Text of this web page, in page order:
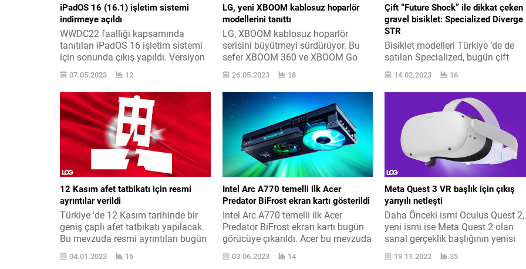
iPadOS 16 (16.1) işletim sistemi
indirmeye açıldı
WWDC22 faalliği kapsamında
tanıtılan iPadOS 16 işletim sistemi
için sonunda çıkış yapıldı. Versiyon
16.1 olarak karşımızda. WWDC22
aktifliğinin ehemmiyetli
bültenlerinden olan tüm ayrıntılarına
burada yer verdiğimiz iPad ’lere özel
iPadOS 16 işletim sistemi, iOS 16
çıkmasına karşın gelmemişti. İşte
bu gidişat biraz evvel değişti ve
özellikle Stage Manager ile dikkat
toplayan...
07.05.2023 12
LG, yeni XBOOM kablosuz hoparlör
modellerini tanıttı
LG, XBOOM kablosuz hoparlör
serisini büyütmeyi sürdürüyor. Bu
sefer XBOOM 360 ve XBOOM Go
modelleri geldi. Yeni kablosuz
hoparlör ivedisi hakkında “Modeller,
günümüz harcayıcılarının arz ettiği
rahatlık, elastiklik ve etraf arkadaşı
özellikleriyle güçlü, yüksek nitelikli
ses sistemleri sunuyor ve günün her
anı için cümbüşlü dinleme
tecrübeleri sunuyor.” açıklamasını
yapan LG, spesifik...
26.05.2023 18
Çift “Future Shock” ile dikkat çeken
gravel bisiklet: Specialized Diverge
STR
Bisiklet modelleri Türkiye ’de de
satılan Specialized, bugün çift
“Future Shock” ile dikkat toplayan
gravel bisiklet Specialized Diverge
STR ile ses getirdi. Bisiklet
üst seviye işletmelerinden olan
Specialized, ürün gamını
sürdürüyor. Bugün elektrik
olmayan gravel bisiklet modeli
Specialized Diverge STR ile
karşımıza çıkan işletme, burada
özellikle çift Future...
14.02.2023 16
12 Kasım afet tatbikatı için resmi
ayrıntılar verildi
Türkiye ’de 12 Kasım tarihinde bir
geniş çaplı afet tatbikatı yapılacak.
Bu mevzuda resmi ayrıntıları bugün
verildi. Türkiye Cumhuriyeti İçişleri
Bakanı Süleyman Soylu, geçtiğimiz
04.01.2023 15
Intel Arc A770 temelli ilk Acer
Predator BiFrost ekran kartı gösterildi
Intel Arc A770 temelli ilk Acer
Predator BiFrost ekran kartı bugün
görücüye çıkarıldı. Acer bu mevzuda
pazarın tek ismi de olmayacak.
Harekâtçı devi Intel ’in masaüstü
03.06.2023 14
Meta Quest 3 VR başlık için çıkış
yarıyılı netleşti
Daha Önceki ismi Oculus Quest 2,
yeni ismi ise Meta Quest 2 olan
sanal gerçeklik başlığının yenisi
Meta Quest 3 için çalışmalar
sürüyor. Meta Quest 2 sanal
19.11.2022 35